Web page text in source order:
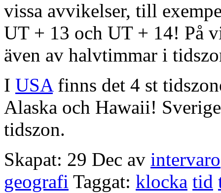
vissa avvikelser, till
UT + 13 och UT + 14! På
även av halvtimmar i
I USAfinns det 4 st
Alaska och Hawaii!
tidszon.
Skapat: 29 Dec av intervaro
geografi Taggat: klocka tid